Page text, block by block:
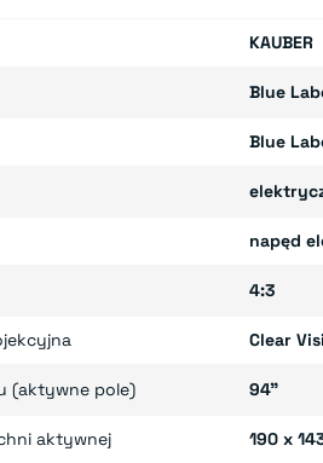
KAUBER
Blue
Blue
napęd
4:3
Clear
(aktywne pole) 94"
aktywnej 190 x